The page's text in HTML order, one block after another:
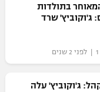
בתולדות
ג'וקוביץ' שרד
ג'וקוביץ' עלה